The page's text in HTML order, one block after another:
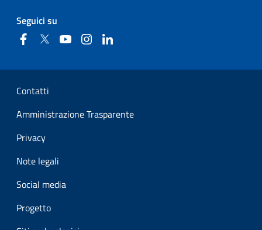
Seguici su
FacebookTwitter YouTubeInstagram
Sezione Link Utili
Contatti
Amministrazione Trasparente
Privacy
Note legali
Social media
Progetto